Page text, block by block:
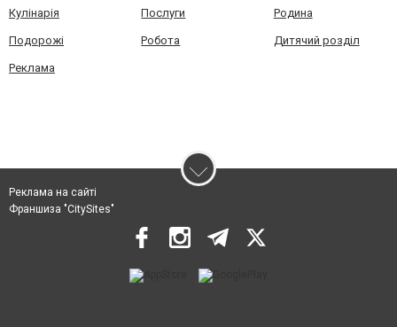
Кулінарія Послуги Родина
Подорожі Робота Дитячий розділ
Реклама
Реклама на сайті
Франшиза "CitySites"